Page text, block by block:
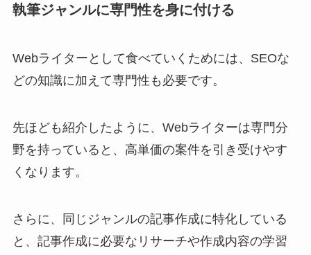
執筆ジャンルに専門性を身に付ける
Webライターとして食べていくためには、SEOな
どの知識に加えて専門性も必要です。
先ほども紹介したように、Webライターは専門分
野を持っていると、高単価の案件を引き受けやす
くなります。
さらに、同じジャンルの記事作成に特化している
と、記事作成に必要なリサーチや作成内容の学習